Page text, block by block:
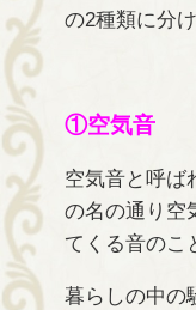
の2種類に分
①空気音
空気音と呼ば
の名の通り空
てくる音のこ
暮らしの中の